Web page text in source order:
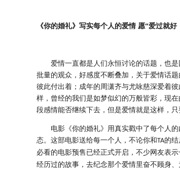
《你的婚礼》写实每个人的爱情 愿“爱过就好
爱情一直都是人们永恒讨论的话题，也
批量的观众，好感度不断叠加，关于爱情话
彼此付出着；成年的周潇齐与尤咏慈深爱着
样，曾经的我们是如梦似幻的万般皆彩，现
段感情能否继续下去，但是爱情就是这样，
电影《你的婚礼》用真实戳中了每个人
态。这部电影送给每一个人，不论你和TA的
必看的电影预售已经正式开启，不少网友表
经历过的故事，去纪念那个爱情里奋不顾身、